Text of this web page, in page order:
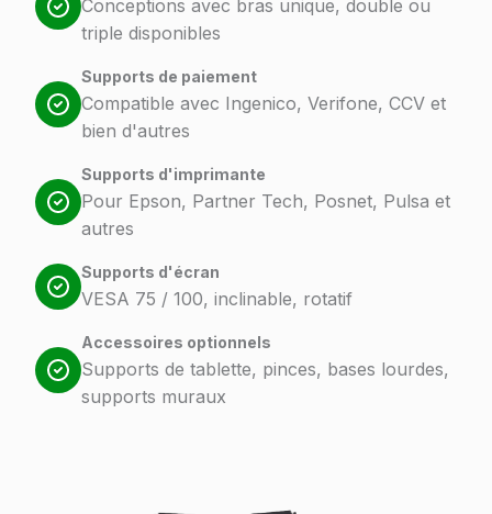
Conceptions avec bras unique, double ou
triple disponibles
Supports de paiement
Compatible avec Ingenico, Verifone, CCV et
bien d'autres
Supports d'imprimante
Pour Epson, Partner Tech, Posnet, Pulsa et
autres
Supports d'écran
VESA 75 / 100, inclinable, rotatif
Accessoires optionnels
Supports de tablette, pinces, bases lourdes,
supports muraux